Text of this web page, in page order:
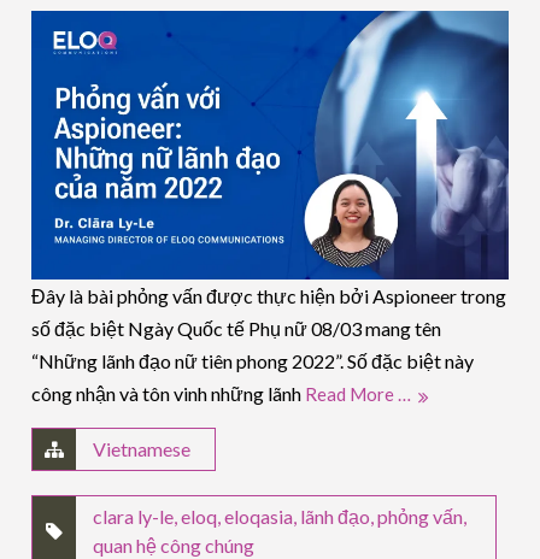
Đây là bài phỏng vấn được thực hiện bởi Aspioneer trong
số đặc biệt Ngày Quốc tế Phụ nữ 08/03 mang tên
“Những lãnh đạo nữ tiên phong 2022”. Số đặc biệt này
công nhận và tôn vinh những lãnh Read More …
Vietnamese
clara ly-le ,eloq ,eloqasia lãnh đạo ,phỏng vấn
quan hệ công chúng